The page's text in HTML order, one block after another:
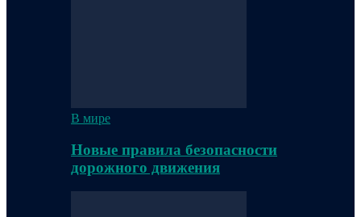
В мире
Новые правила безопасности
дорожного движения